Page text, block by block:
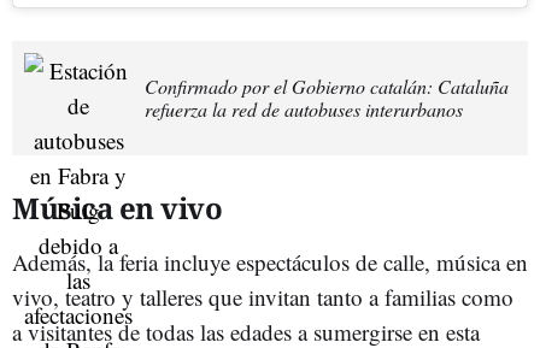
Confirmado por el Gobierno catalán: Cataluña
refuerza la red de autobuses interurbanos
Música en vivo
Además, la feria incluye espectáculos de calle, música en
vivo, teatro y talleres que invitan tanto a familias como
a visitantes de todas las edades a sumergirse en esta